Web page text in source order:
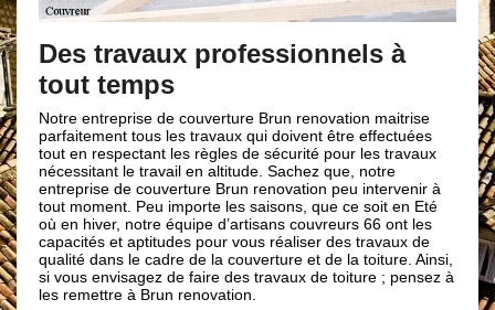
travaux professionnels à
temps
entreprise de couverture Brun renovation maitrise
tous les travaux qui doivent être effectuées
en respectant les règles de sécurité pour les travaux
le travail en altitude. Sachez que, notre
de couverture Brun renovation peu intervenir à
moment. Peu importe les saisons, que ce soit en Eté
en hiver, notre équipe d’artisans couvreurs 66 ont les
et aptitudes pour vous réaliser des travaux de
dans le cadre de la couverture et de la toiture. Ainsi,
vous envisagez de faire des travaux de toiture ; pensez à
remettre à Brun renovation.
Des
Notre
d’une
avons une
hasard, tout
notre
vitesse est
étape de la
Et avec
travaux
entreprise
seront